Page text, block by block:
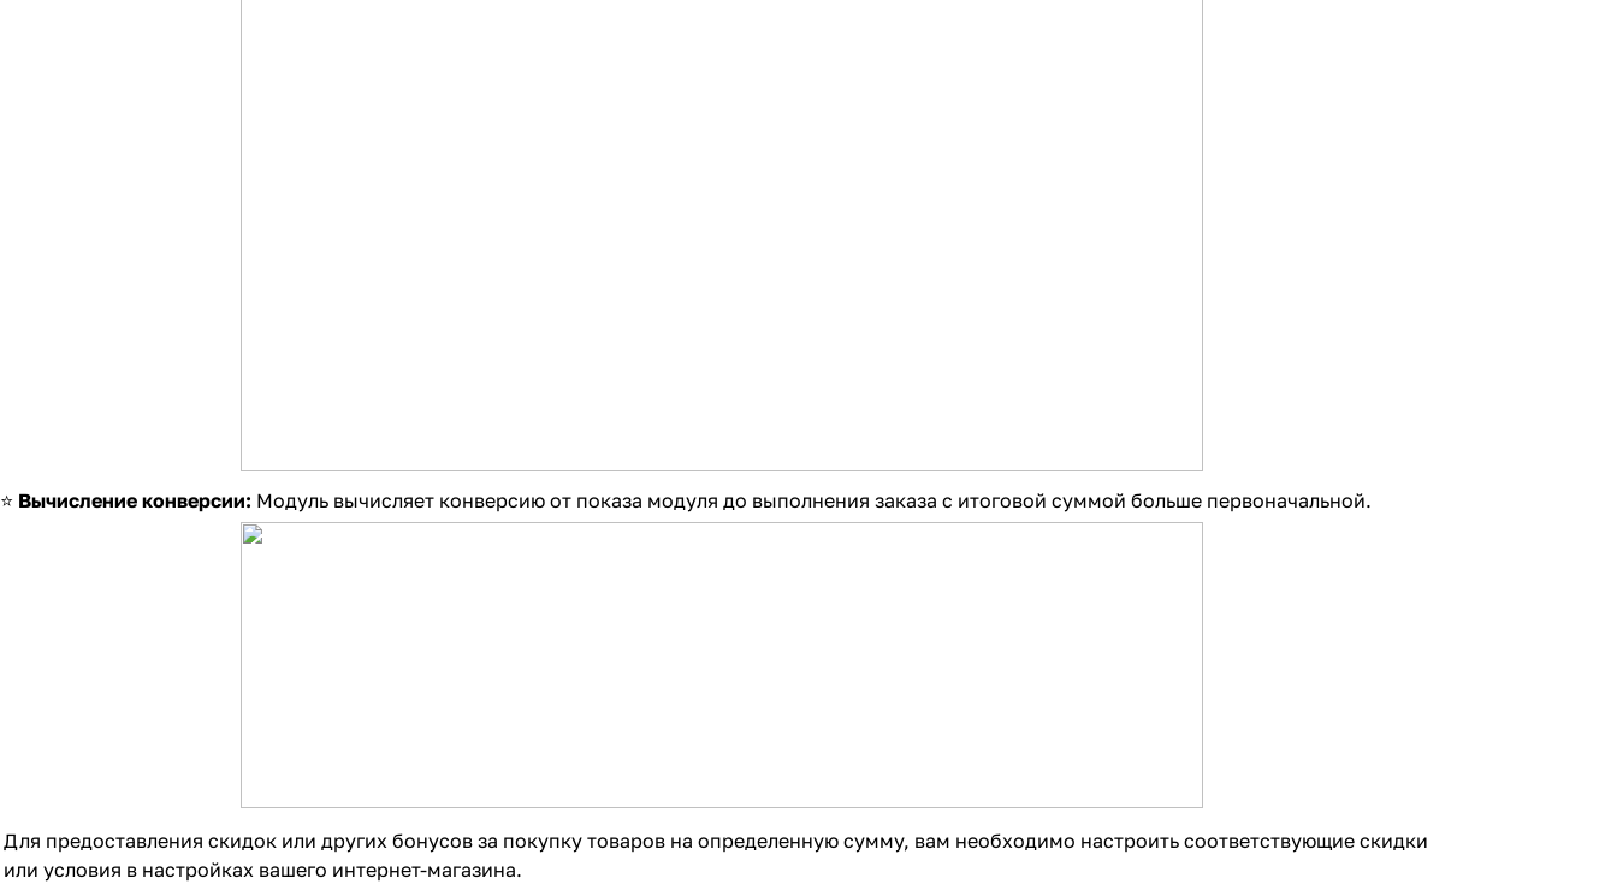
⭐ Вычисление конверсии: Модуль вычисляет конверсию от показа модуля до выполнения заказа с итоговой суммой больше первоначальной.
Для предоставления скидок или других бонусов за покупку товаров на определенную сумму, вам необходимо настроить соответствующие скидки
или условия в настройках вашего интернет-магазина.